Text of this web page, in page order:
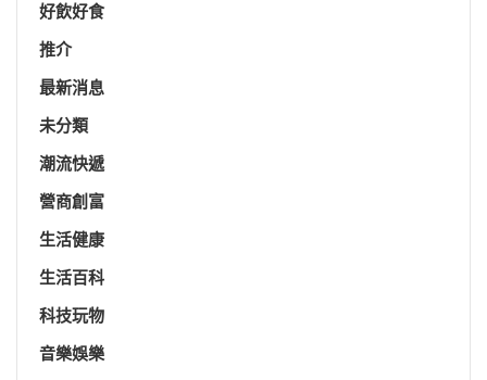
好飲好食
推介
最新消息
未分類
潮流快遞
營商創富
生活健康
生活百科
科技玩物
音樂娛樂